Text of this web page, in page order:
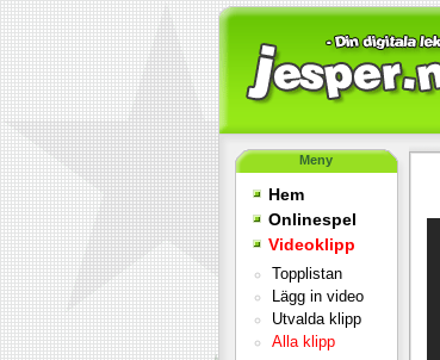
Meny
Hem
Onlinespel
Videoklipp
Topplistan
Lägg in video
Utvalda klipp
Alla klipp